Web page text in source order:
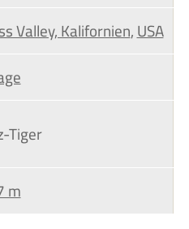
Valley, Kalifornien,USA
Tiger
m